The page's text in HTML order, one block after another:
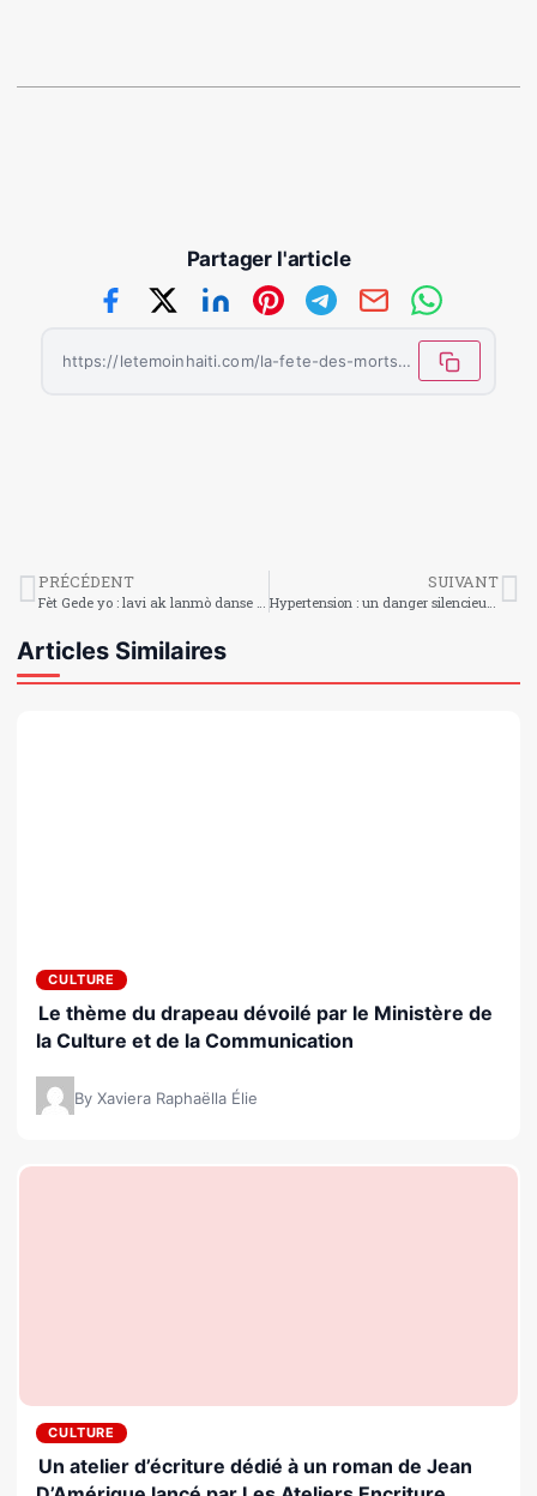
Partager l'article
https://letemoinhaiti.com/la-fete-des-morts-en-haiti-quand-la-mort-danse-avec-les-vivants/
PRÉCÉDENT SUIVANT
Articles Similaires
CULTURE
Le thème du drapeau dévoilé par le Ministère de
la Culture et de la Communication
By Xaviera Raphaëlla Élie
CULTURE
Un atelier d’écriture dédié à un roman de Jean